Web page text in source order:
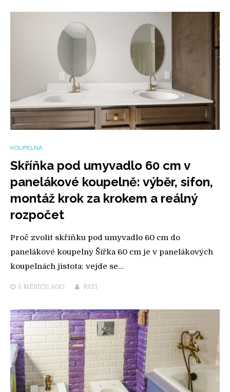
KOUPELNA
Skříňka pod umyvadlo 60 cm v
panelákové koupelně: výběr, sifon,
montáž krok za krokem a reálný
rozpočet
Proč zvolit skříňku pod umyvadlo 60 cm do
panelákové koupelny Šířka 60 cm je v panelákových
koupelnách jistota: vejde se…
5 MĚSÍCŮ AGO PATI